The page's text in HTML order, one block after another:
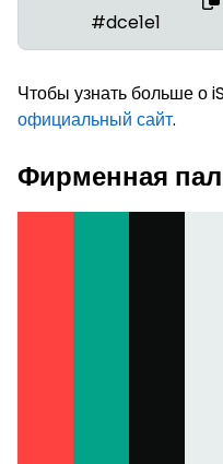
#dce1e1
Чтобы узнать больше о
официальный сайт.
Фирменная